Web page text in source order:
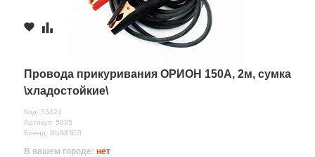
Провода прикуривания ОРИОН 150А, 2м, сумка
\хладостойкие\
Код: 53424
Артикул: 5035
Бренд: ВЫМПЕЛ
В вашем городе: нет